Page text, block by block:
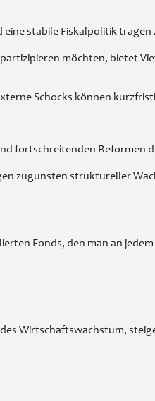
stabile Fiskalpolitik
möchten, bietet
Schocks können
fortschreitenden Reformen
zugunsten struktureller
Fonds, den man an
Wirtschaftswachstum,